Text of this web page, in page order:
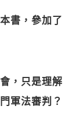
書，參加了
，只是理解
軍法審判？